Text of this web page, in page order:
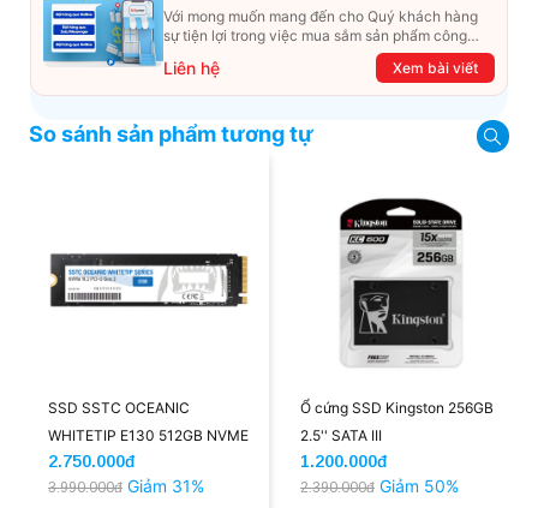
Với mong muốn mang đến cho Quý khách hàng
sự tiện lợi trong việc mua sắm sản phẩm công
nghệ từ xa. Trong bài viết này, T&T Center sẽ
hướng dẫn chi tiết cách mua hàng trực tuyến qua
các kênh online Website, Zalo, Messenger và
dễ dàng và nhanh chóng nhất. Cùng xem ngay
Liên hệ Xem bài viết
So sánh sản phẩm tương tự
SSD SSTC OCEANIC
WHITETIP E130 512GB NVME
GEN3x4 | New
2.750.000đ
3.990.000đ Giảm 31%
Ổ cứng SSD Kingston 256GB
2.5'' SATA III
1.200.000đ
2.390.000đ Giảm 50%